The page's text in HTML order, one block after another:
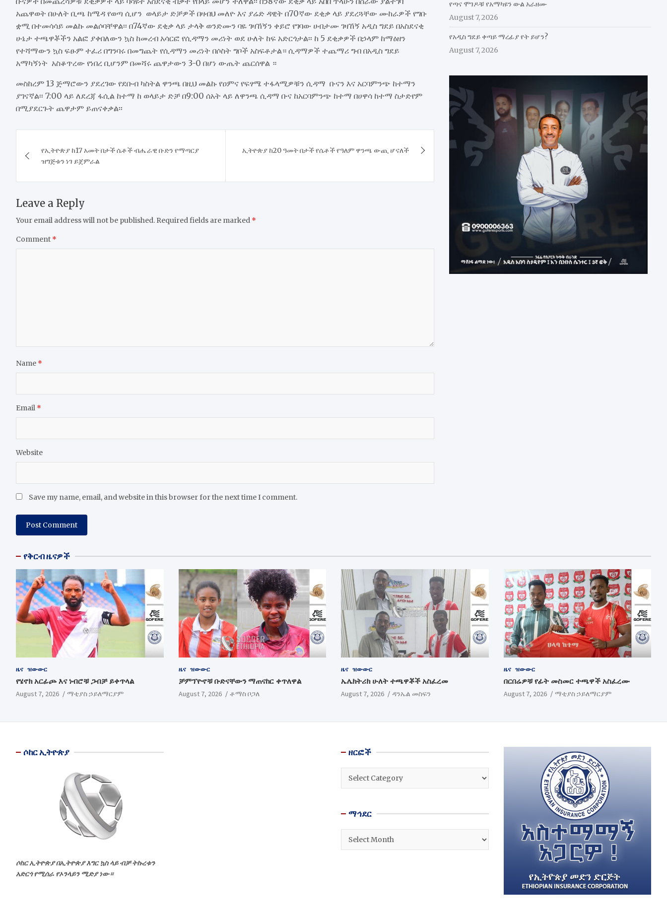
አጨዋወት በሁለት ቢጫ ከሜዳ የወጣ ሲሆን ወላይታ ድቻዎች በዛብህ መለዮ እና ያሬድ ዳዊት በ70ኛው ደቂቃ ላይ ያደረጓቸው ሙከራዎች የግቡ
ቋሚ በተመሳሳይ መልኩ መልሶባቸዋል፡፡ በ74ኛው ደቂቃ ላይ ታላቅ ወንድሙን ባዬ ገዛኸኝን ቀይሮ የገባው ሀብታሙ ገዛኸኝ አዲስ ግደይ በአስደናቂ
ሁኔታ ተጫዋቾችን አልፎ ያቀበለውን ኳስ ከመረብ አሳርፎ የሲዳማን መሪነት ወደ ሁለት ከፍ አድርጎታል፡፡ ከ 5 ደቂቃዎች በኃላም ከማዕዘን
የተሻማውን ኳስ ፍፁም ተፈሪ በግንባሩ በመግጨት የሲዳማን መሪነት በሶስት ግቦች አስፍቶታል። ሲዳማዎች ተጨማሪ ግብ በአዲስ ግደይ
አማካኝነት አስቆጥረው የነበረ ቢሆንም በመሻሩ ጨዋታውን 3-0 በሆነ ውጤት ጨርሰዋል ።
መስከረም 13 ጅማሮውን ያደረገው የደቡብ ካስትል ዋንጫ በዚህ መልኩ የዐምና የፍፃሜ ተፋላሚዎቹን ሲዳማ ቡናን እና አርባምንጭ ከተማን
ያገናኛል፡፡ 7:00 ላይ ለደረጃ ፋሲል ከተማ ከ ወላይታ ድቻ በ9:00 ሰአት ላይ ለዋንጫ ሲዳማ ቡና ከአርባምንጭ ከተማ በሀዋሳ ከተማ ስታድየም
በሚያደርጉት ጨዋታም ይጠናቀቃል፡፡
navigation
​የኢትዮጵያ ከ17 አመት በታች ሴቶች ብሔራዊ ቡድን የማጣርያ
ዝግጅቱን ነገ ይጀምራል
​ኢትዮጵያ ከ20 ዓመት በታች የሴቶች የዓለም ዋንጫ ውጪ ሆናለች
Leave a Reply
Your email address will not be published. Required fields are marked *
Comment *
Name *
Email *
Website
Save my name, email, and website in this browser for the next time I comment.
የጣና ሞገዶቹ የአማካዩን ውል አራዘሙ
August 7, 2026
የአዲስ ግደይ ቀጣይ ማረፊያ የት ይሆን?
August 7, 2026
የቅርብ ዜናዎች
ዜና ዝውውር
የሄኖክ አርፊጮ እና ነብሮቹ ጋብቻ ይቀጥላል
August 7, 2026 ማቲያስ ኃይለማርያም
ዜና ዝውውር
ቻምፕዮኖቹ ቡድናቸውን ማጠናከር ቀጥለዋል
August 7, 2026 ቶማስ ቦጋለ
ዜና ዝውውር
ኤሌክትሪክ ሁለት ተጫዋቾች አስፈረመ
August 7, 2026 ዳንኤል መስፍን
ዜና ዝውውር
በርበሬዎቹ የፊት መስመር ተጫዋች አስፈረሙ
August 7, 2026 ማቲያስ ኃይለማርያም
ሶከር ኢትዮጵያ
ሶከር ኢትዮጵያ በኢትዮጵያ እግር ኳስ ላይ ብቻ ትኩረቱን
አድርጎ የሚሰራ የኦንላይን ሚድያ ነው።
ዘርፎች
ዘርፎች
ማኅደር
ማኅደር